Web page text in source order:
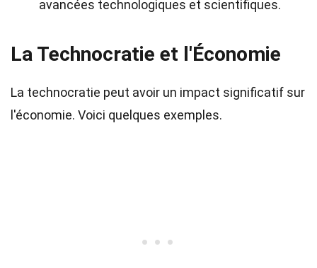
avancées technologiques et scientifiques.
La Technocratie et l'Économie
La technocratie peut avoir un impact significatif sur
l'économie. Voici quelques exemples.